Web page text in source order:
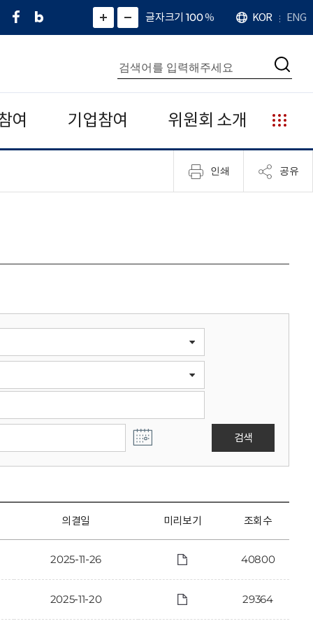
페
네
그
)
화
면
면
소
확
대
치
글자크기 100%
언
어
KOR ENG
통
합
검
색
검
여 기업참여 위원회 소개
누
리
집
안
인쇄 공유
검색
의결일 미리보기 조회수
2025-11-26 40800
2025-11-20 29364